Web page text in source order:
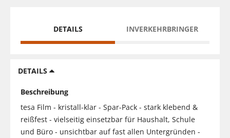
DETAILS INVERKEHRBRINGER
DETAILS
Beschreibung
tesa Film - kristall-klar - Spar-Pack - stark klebend &
reißfest - vielseitig einsetzbar für Haushalt, Schule
und Büro - unsichtbar auf fast allen Untergründen -